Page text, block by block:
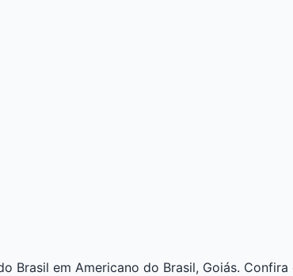
Brasil em Americano do Brasil, Goiás.